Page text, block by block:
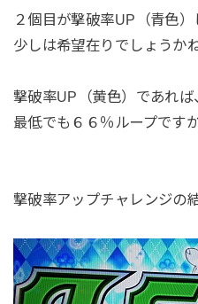
２個目が撃破率UP（青色）
少しは希望在りでしょうかね
撃破率UP（黄色）であれば
最低でも６６％ループです
撃破率アップチャレンジの